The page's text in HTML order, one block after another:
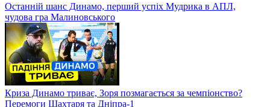
Останній шанс Динамо, перший успіх Мудрика в АПЛ,
чудова гра Малиновського
Криза Динамо триває, Зоря позмагається за чемпіонство?
Перемоги Шахтаря та Дніпра-1